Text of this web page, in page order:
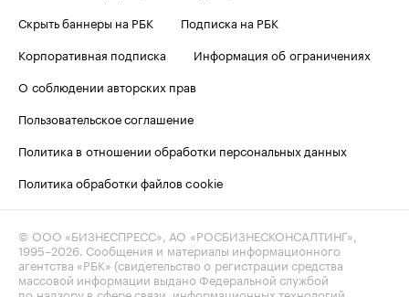
Скрыть баннеры на РБК
Подписка на РБК
Корпоративная подписка
Информация об ограничениях
О соблюдении авторских прав
Пользовательское соглашение
Политика в отношении обработки персональных данных
Политика обработки файлов cookie
© ООО «БИЗНЕСПРЕСС», АО «РОСБИЗНЕСКОНСАЛТИНГ»,
1995–2026 . Сообщения и материалы информационного
агентства «РБК» (свидетельство о регистрации средства
массовой информации выдано Федеральной службой
по надзору в сфере связи, информационных технологий